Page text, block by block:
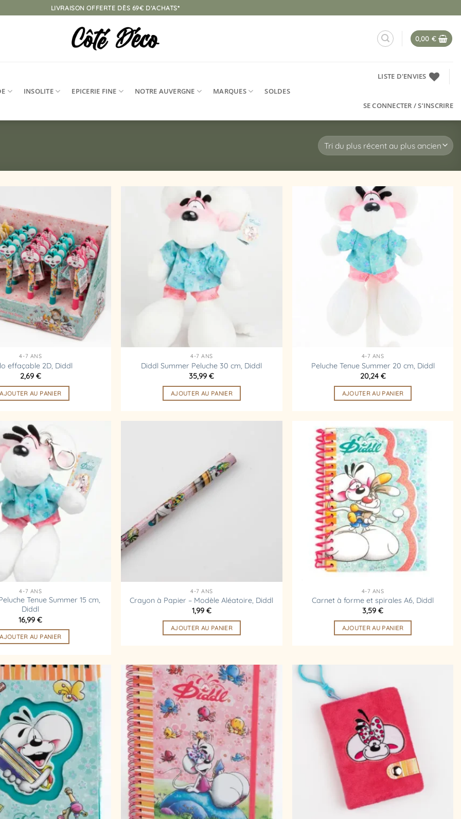
LIVRAISON OFFERTE DÈS 69€ D'ACHATS*
0,00 €
INSOLITE EPICERIE FINE NOTRE AUVERGNE MARQUES SOLDES
LISTE D'ENVIES
SE CONNECTER / S’INSCRIRE
à la
liste
d’envies
4-7 ANS
effaçable 2D, Diddl
2,69 €
AJOUTER AU PANIER
à la
d’envies
4-7 ANS
Diddl Summer Peluche 30 cm, Diddl
35,99€
AJOUTER AU PANIER
4-7 ANS
Peluche Tenue Summer 20 cm, Diddl
20,24 €
AJOUTER AU PANIER
à la
liste
d’envies
4-7 ANS
Tenue Summer 15 cm,
Diddl
16,99€
AJOUTER AU PANIER
4-7 ANS
Crayon à Papier – Modèle Aléatoire, Diddl
1,99 €
AJOUTER AU PANIER
4-7 ANS
Carnet à forme et spirales A6, Diddl
3,59€
AJOUTER AU PANIER
Ajouter
à la
liste
d’envies
à la
liste
d’envies